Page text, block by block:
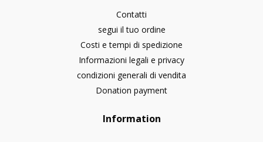
Contatti
segui il tuo ordine
Costi e tempi di spedizione
Informazioni legali e privacy
condizioni generali di vendita
Donation payment
Information